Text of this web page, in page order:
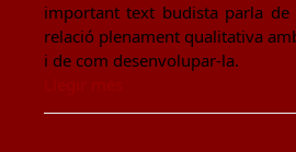
important text budista parla de
relació plenament qualitativa
i de com desenvolupar-la.